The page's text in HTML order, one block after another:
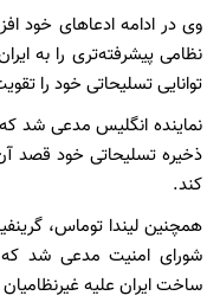
وی در ادامه ادعاهای خود
نظامی پیشرفته‌تری را به
توانایی تسلیحاتی خود را
نماینده انگلیس مدعی شد
ذخیره تسلیحاتی خود قصد
کند.
همچنین لیندا توماس،
شورای امنیت مدعی شد که
ساخت ایران علیه